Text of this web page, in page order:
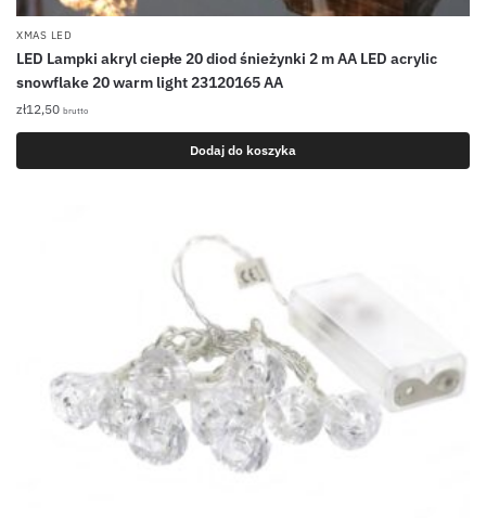
XMAS LED
LED Lampki akryl ciepłe 20 diod śnieżynki 2 m AA LED acrylic
snowflake 20 warm light 23120165 AA
zł12,50 brutto
Dodaj do koszyka